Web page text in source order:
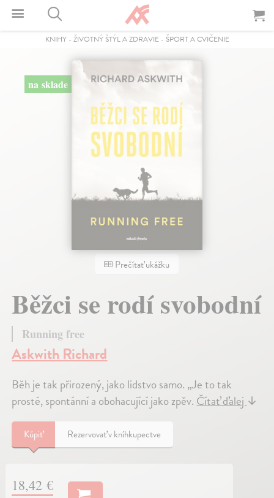
KNIHY- ŽIVOTNÝ ŠTÝL A ZDRAVIE- ŠPORT A CVIČENIE
na sklade
Prečítať ukážku
Běžci se rodí svobodní
Running free
Askwith Richard
Běh je tak přirozený, jako lidstvo samo. „Je to tak
prosté, spontánní a obohacující jako zpěv.Čítať ďalej↓
Kúpiť Rezervovať v kníhkupectve
18,42 €